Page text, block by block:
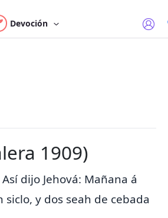
Devoción
1909)
dijo Jehová: Mañana á
siclo, y dos seah de cebada